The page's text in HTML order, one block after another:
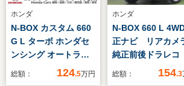
ホンダ
N-BOX カスタム 660
G L ターボ ホンダセ
ンシング オートライ
ト 電動格納ミラー
総額： 124.5万円
ホンダ
N-BOX 660 L
正ナビ リアカメ
純正前後ドラレ
側電動スライド
総額： 154.3